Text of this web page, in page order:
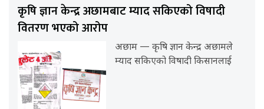
कृषि ज्ञान केन्द्र अछामबाट म्याद सकिएको विषादी
वितरण भएको आरोप
अछाम — कृषि ज्ञान केन्द्र अछामले
म्याद सकिएको विषादी किसानलाई